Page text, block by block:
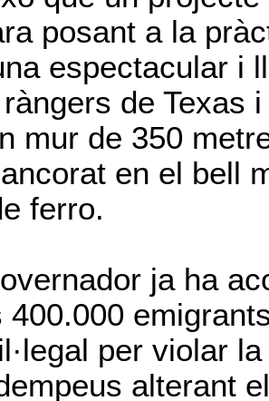
posant a la
espectacular i
de Texas
mur de 350
en el bell
ferro.
ja ha
400.000
per violar
alterant